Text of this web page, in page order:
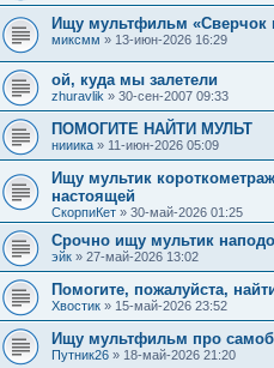
Ищу мультфильм «Сверчок
миксмм » 13-июн-2026 16:29
ой, куда мы залетели
zhuravlik » 30-сен-2007 09:33
ПОМОГИТЕ НАЙТИ МУЛЬТ
нииика » 11-июн-2026 05:09
Ищу мультик
настоящей
СкорпиКет » 30-май-2026 01:25
Срочно ищу мультик
эйк » 27-май-2026 13:02
Помогите, пожалуйста,
Хвостик » 15-май-2026 23:52
Ищу мультфильм про
Путник26 » 18-май-2026 21:20